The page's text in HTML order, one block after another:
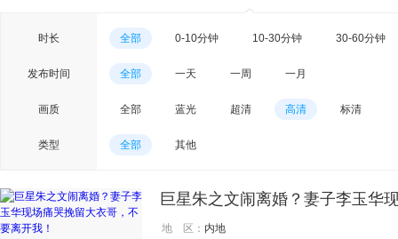
时长 全部 0-10分钟 10-30分钟 30-60分钟
发布时间 全部 一天 一周 一月
画质 全部 蓝光 超清 高清 标清
类型 全部 其他
地 区： 内地